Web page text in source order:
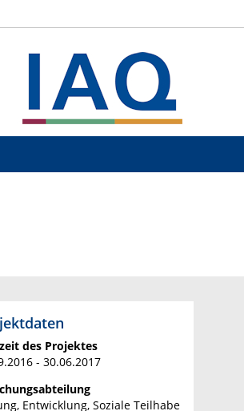
des Projektes
- 30.06.2017
Entwicklung, Soziale Teilhabe